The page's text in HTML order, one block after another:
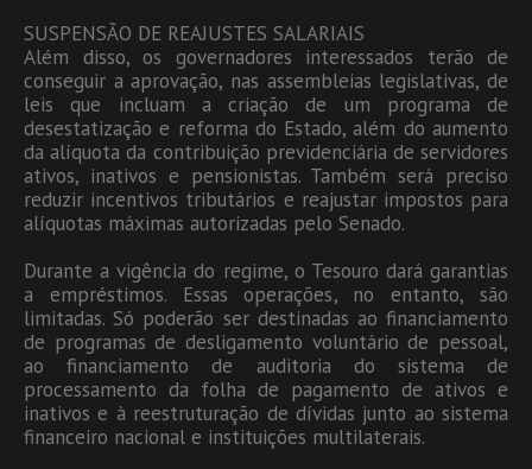
SUSPENSÃO DE REAJUSTES SALARIAIS
Além disso, os governadores interessados terão de
conseguir a aprovação, nas assembleias legislativas, de
leis que incluam a criação de um programa de
desestatização e reforma do Estado, além do aumento
da alíquota da contribuição previdenciária de servidores
ativos, inativos e pensionistas. Também será preciso
reduzir incentivos tributários e reajustar impostos para
alíquotas máximas autorizadas pelo Senado.
Durante a vigência do regime, o Tesouro dará garantias
a empréstimos. Essas operações, no entanto, são
limitadas. Só poderão ser destinadas ao financiamento
de programas de desligamento voluntário de pessoal,
ao financiamento de auditoria do sistema de
processamento da folha de pagamento de ativos e
inativos e à reestruturação de dívidas junto ao sistema
financeiro nacional e instituições multilaterais.